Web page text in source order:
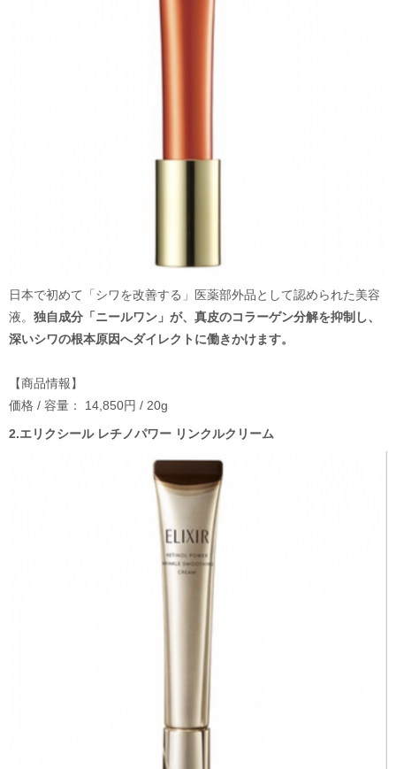
日本で初めて「シワを改善する」医薬部外品として認められた美容
液。 独自成分「ニールワン」が、真皮のコラーゲン分解を抑制し、
深いシワの根本原因へダイレクトに働きかけます。
【商品情報】
価格 / 容量： 14,850円 / 20g
2.エリクシール レチノパワー リンクルクリーム